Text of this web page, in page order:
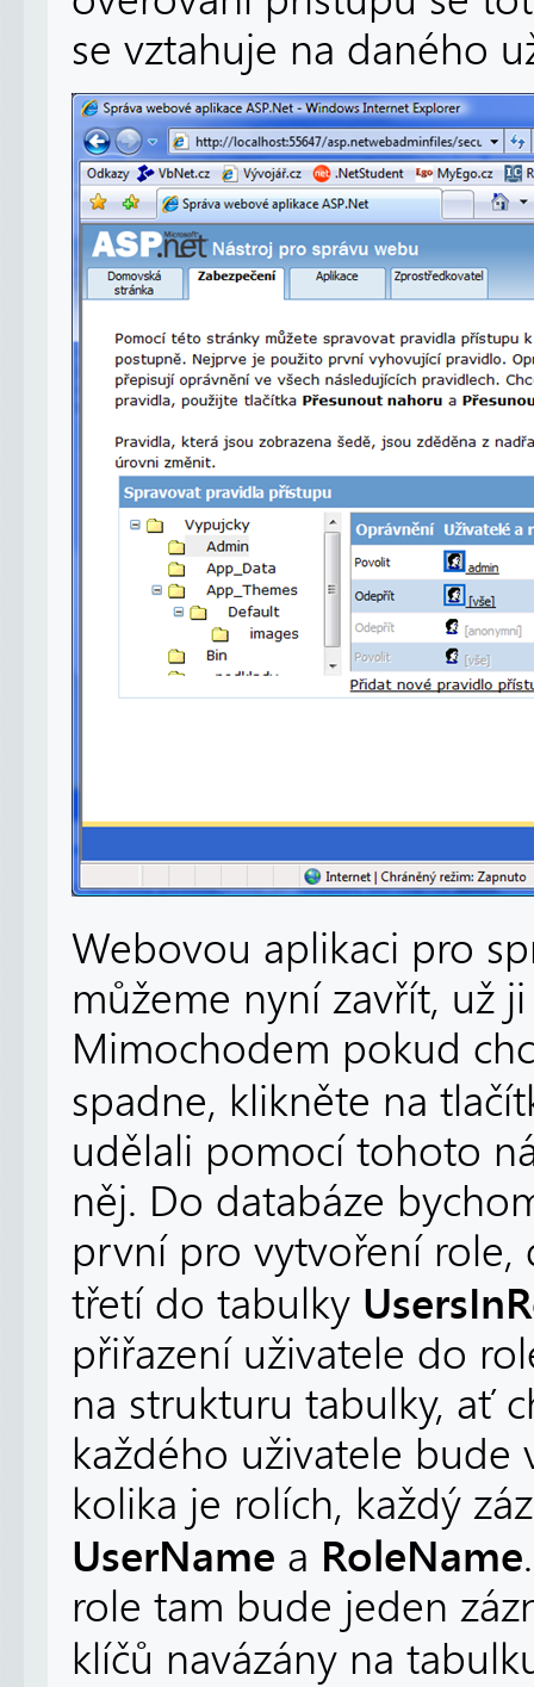
se vztahuje na daného
Webovou aplikaci pro
můžeme nyní zavřít, už
Mimochodem pokud
spadne, klikněte na
udělali pomocí tohoto
něj. Do databáze
první pro vytvoření role,
třetí do tabulky
přiřazení uživatele do
na strukturu tabulky, ať
každého uživatele bude
kolika je rolích, každý
UserName a RoleName
role tam bude jeden
klíčů navázány na